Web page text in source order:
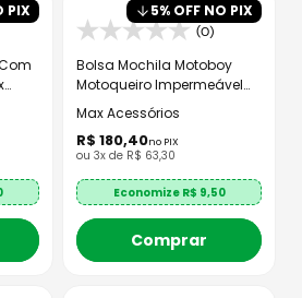
PIX 5% OFF NO PIX
(0)
Bolsa Mochila Motoboy
Motoqueiro Impermeável
Lona Resinada
Max Acessórios
R$ 180,40no PIX
ou 3x de R$ 63,30
Economize R$ 9,50
Comprar